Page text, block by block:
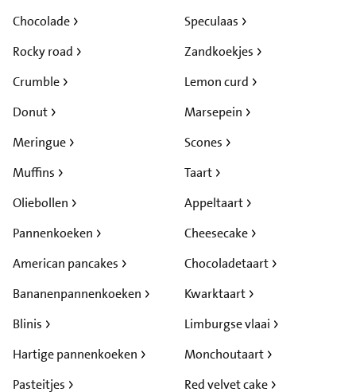
Chocolade
Rocky road
Crumble
Donut
Speculaas
Zandkoekjes
Lemon curd
Marsepein
Meringue
Muffins
Oliebollen
Pannenkoeken
American pancakes
Bananenpannenkoeken
Blinis
Hartige pannenkoeken
Pasteitjes
Scones
Taart
Appeltaart
Cheesecake
Chocoladetaart
Kwarktaart
Limburgse vlaai
Monchoutaart
Red velvet cake